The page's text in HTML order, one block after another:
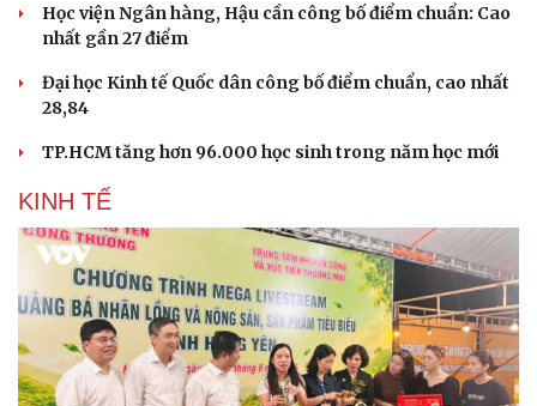
Học viện Ngân hàng, Hậu cần công bố điểm chuẩn: Cao
nhất gần 27 điểm
Đại học Kinh tế Quốc dân công bố điểm chuẩn, cao nhất
28,84
TP.HCM tăng hơn 96.000 học sinh trong năm học mới
KINH TẾ